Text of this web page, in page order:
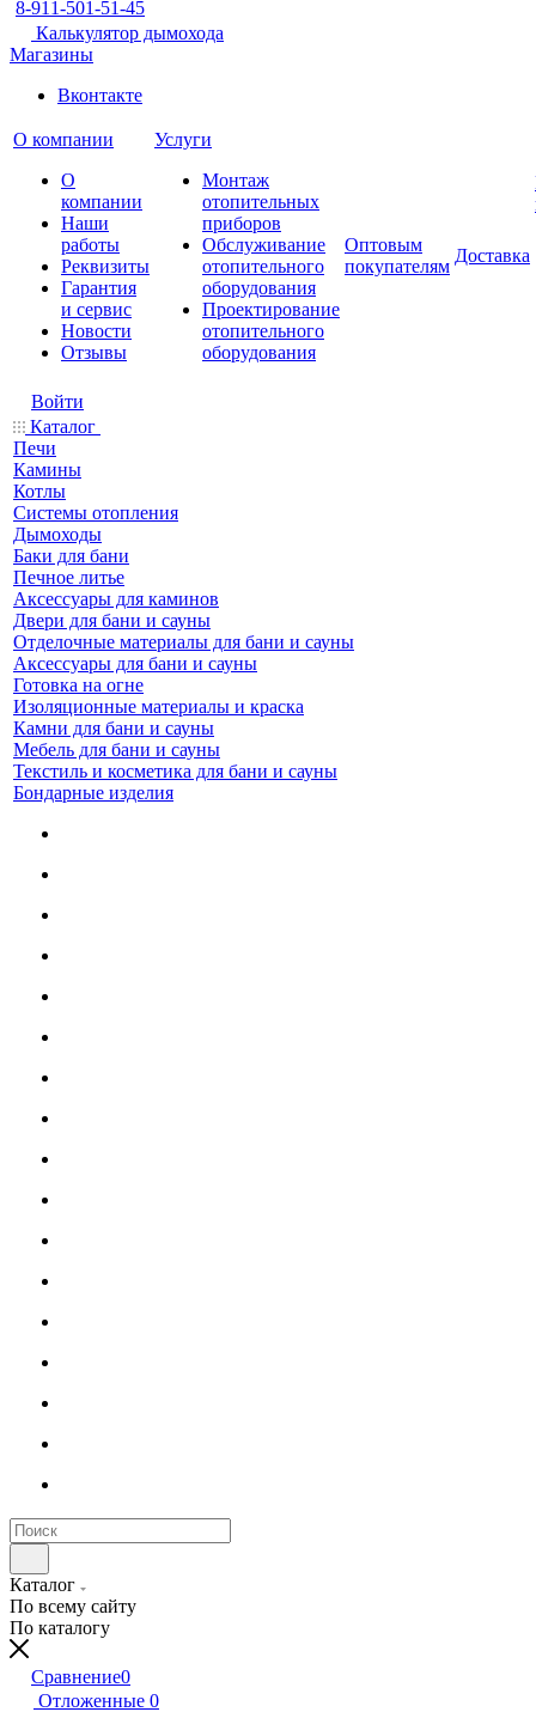
8-911-501-51-45
Калькулятор дымохода
Магазины
Вконтакте
О компании
О
компании
Наши
работы
Реквизиты
Гарантия
и сервис
Новости
Отзывы
Услуги
Монтаж
отопительных
приборов
Обслуживание
отопительного
оборудования
Проектирование
отопительного
оборудования
Оптовым
покупателям
Доставка
Войти
Каталог
Печи
Камины
Котлы
Системы отопления
Дымоходы
Баки для бани
Печное литье
Аксессуары для каминов
Двери для бани и сауны
Отделочные материалы для бани и сауны
Аксессуары для бани и сауны
Готовка на огне
Изоляционные материалы и краска
Камни для бани и сауны
Мебель для бани и сауны
Текстиль и косметика для бани и сауны
Бондарные изделия
Каталог
По всему сайту
По каталогу
Сравнение0
Отложенные 0